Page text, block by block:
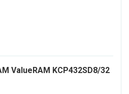
ValueRAM KCP432SD8/32